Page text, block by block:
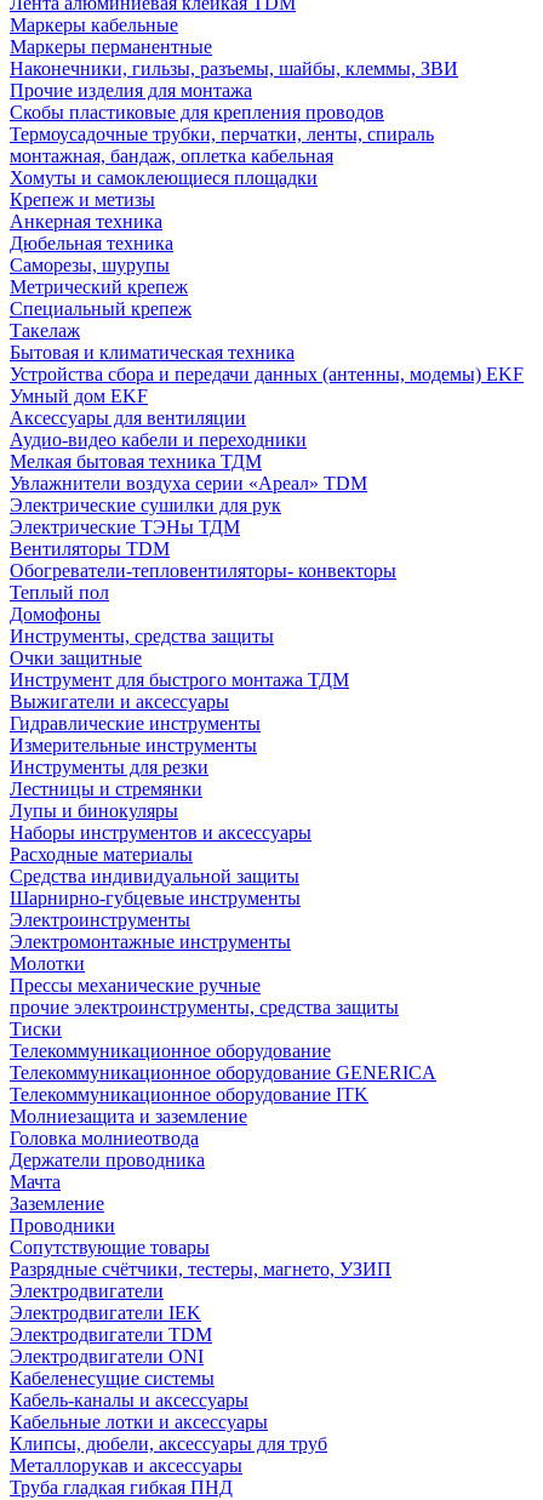
Маркеры кабельные
Маркеры перманентные
Наконечники, гильзы, разъемы, шайбы, клеммы, ЗВИ
Прочие изделия для монтажа
Скобы пластиковые для крепления проводов
Термоусадочные трубки, перчатки, ленты, спираль
монтажная, бандаж, оплетка кабельная
Хомуты и самоклеющиеся площадки
Крепеж и метизы
Анкерная техника
Дюбельная техника
Саморезы, шурупы
Метрический крепеж
Специальный крепеж
Такелаж
Бытовая и климатическая техника
Устройства сбора и передачи данных (антенны, модемы) EKF
Умный дом EKF
Аксессуары для вентиляции
Аудио-видео кабели и переходники
Мелкая бытовая техника ТДМ
Увлажнители воздуха серии «Ареал» TDM
Электрические сушилки для рук
Электрические ТЭНы ТДМ
Вентиляторы TDM
Обогреватели-тепловентиляторы- конвекторы
Теплый пол
Домофоны
Инструменты, средства защиты
Очки защитные
Инструмент для быстрого монтажа ТДМ
Выжигатели и аксессуары
Гидравлические инструменты
Измерительные инструменты
Инструменты для резки
Лестницы и стремянки
Лупы и бинокуляры
Наборы инструментов и аксессуары
Расходные материалы
Средства индивидуальной защиты
Шарнирно-губцевые инструменты
Электроинструменты
Электромонтажные инструменты
Молотки
Прессы механические ручные
прочие электроинструменты, средства защиты
Тиски
Телекоммуникационное оборудование
Телекоммуникационное оборудование GENERICA
Телекоммуникационное оборудование ITK
Молниезащита и заземление
Головка молниеотвода
Держатели проводника
Мачта
Заземление
Проводники
Сопутствующие товары
Разрядные счётчики, тестеры, магнето, УЗИП
Электродвигатели
Электродвигатели IEK
Электродвигатели TDM
Электродвигатели ONI
Кабеленесущие системы
Кабель-каналы и аксессуары
Кабельные лотки и аксессуары
Клипсы, дюбели, аксессуары для труб
Металлорукав и аксессуары
Труба гладкая гибкая ПНД